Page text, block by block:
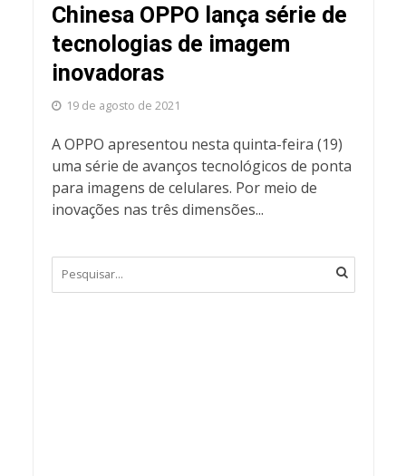
Chinesa OPPO lança série de
tecnologias de imagem
inovadoras
19 de agosto de 2021
A OPPO apresentou nesta quinta-feira (19)
uma série de avanços tecnológicos de ponta
para imagens de celulares. Por meio de
inovações nas três dimensões...